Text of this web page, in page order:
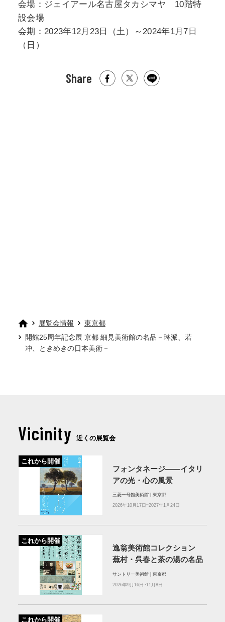
会場：ジェイアール名古屋タカシマヤ 10階特
設会場
会期：2023年12月23日（土）～2024年1月7日
（日）
Share
展覧会情報
東京都
開館25周年記念展 京都 細見美術館の名品－琳派、若
冲、ときめきの日本美術－
Vicinity 近くの展覧会
これから開催
フォンタネージ——イタリ
アの光・心の風景
三菱一号館美術館 | 東京都
2026年10月17日~2027年1月24日
これから開催
逸翁美術館コレクション
蕪村・呉春と茶の湯の名品
サントリー美術館 | 東京都
2026年9月16日~11月8日
これから開催